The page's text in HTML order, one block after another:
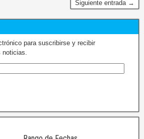
Siguiente entrada →
para suscribirse y recibir